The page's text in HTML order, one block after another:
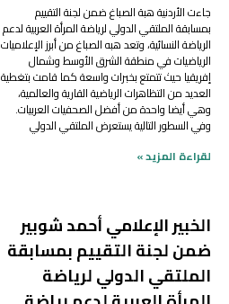
جاءت الأردنية هبة الصباغ ضمن لجنة التقييم
بمسابقة الملتقي الدولي لرياضة المرأة العربية لدعم
الرياضة النسائية، وتعد هبه الصباغ من أبرز الإعلاميات
الرياضيات في منطقة الشرق الأوسط وشمال
إفريقيا حيث تتمتع بخبرات واسعة كما قامت بتغطية
العديد من التظاهرات الرياضية القارية والعالمية،
وهي أيضا واحدة من أفضل الصحفيات العربيات.
وفي السطور التالية يستعرض الملتقي الدولي
لقراءة المزيد »
الخبير الإعلامي أحمد شوبير
ضمن لجنة التقييم بمسابقة
الملتقي الدولي لرياضة